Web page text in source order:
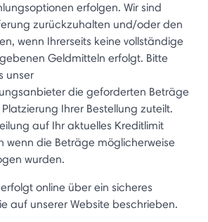
erfolgen. Wir sind
zurückzuhalten und/oder den
wenn Ihrerseits keine vollständige
Geldmitteln erfolgt. Bitte
unser
die geforderten Beträge
Ihrer Bestellung zuteilt.
auf Ihr aktuelles Kreditlimit
wenn die Beträge möglicherweise
wurden.
online über ein sicheres
auf unserer Website beschrieben.